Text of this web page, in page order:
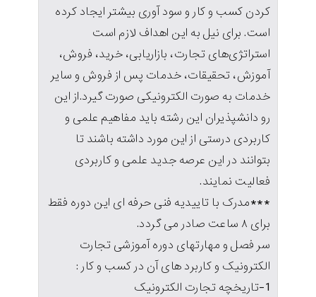
کردن کسب و کار و سود آوری بیشتر ایجاد کرده
است. برای نیل به این اهداف لازم است
استراتژی‌های تجارت، بازاریابی، خرید، فروش،
آموزش، تحقیقات، خدمات پس از فروش و سایر
خدمات به صورت الکترونیکی صورت گیرد.از این
رو دانشپذیران این رشته باید مفاهیم علمی و
کاربردی درستی از این مورد داشته باشند تا
بتوانند در این عرصه جدید علمی و کاربردی
فعالیت نمایند.
***مدرک با تاییدیه فنی حرفه ای این دوره فقط
برای ۸ ساعت صادر می گردد.
سر فصل و مهارتهای دوره آموزشی تجارت
الکترونیک و کاربرد های آن در کسب و کار :
1-تاریخچه تجارت الکترونیک